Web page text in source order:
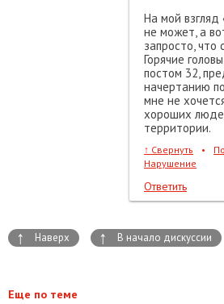
На мой взгляд
не может, а
запросто, что
Горячие
постом 32,
начертанию
мне не
хороших
территории.
↑ Свернуть •
Нарушение
Ответить
↑ Наверх ↑ В начало дискуссии
Еще по теме